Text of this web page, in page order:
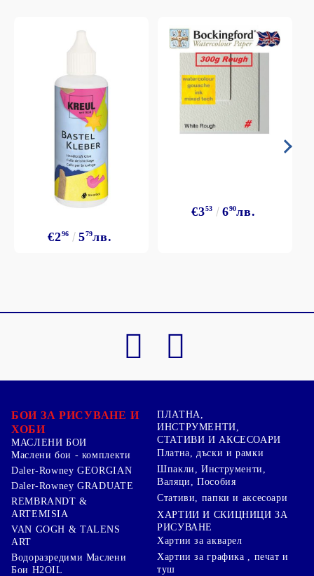
€296 579лв.
€353 690лв.
БОИ ЗА РИСУВАНЕ И
ХОБИ
МАСЛЕНИ БОИ
Маслени бои - комплекти
Daler-Rowney GEORGIAN
Daler-Rowney GRADUATE
REMBRANDT &
ARTEMISIA
VAN GOGH & TALENS
ART
Водоразредими Маслени
Бои H2OIL
ПЛАТНА,
ИНСТРУМЕНТИ,
СТАТИВИ И АКСЕСОАРИ
Платна, дъски и рамки
Шпакли, Инструменти,
Валяци, Пособия
Стативи, папки и аксесоари
ХАРТИИ И СКИЦНИЦИ ЗА
РИСУВАНЕ
Хартии за акварел
Хартии за графика , печат и
туш